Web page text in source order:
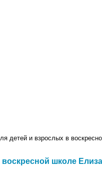
детей и взрослых в
школе